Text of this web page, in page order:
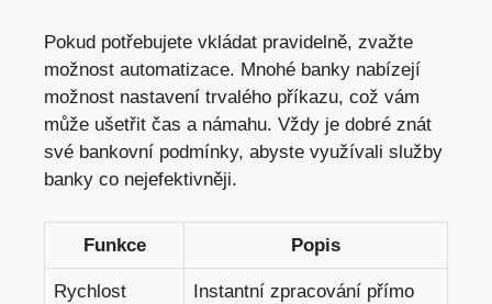
Pokud potřebujete vkládat pravidelně, zvažte
možnost automatizace. Mnohé banky nabízejí
možnost nastavení trvalého příkazu, což vám
může ušetřit čas a námahu. Vždy je dobré znát
své bankovní podmínky, abyste využívali služby
banky co nejefektivněji.
Funkce Popis
Rychlost
Instantní zpracování přímo